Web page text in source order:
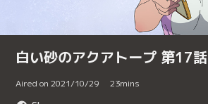
白い砂のアクアトープ 第17話
Aired on 2021/10/29 23mins